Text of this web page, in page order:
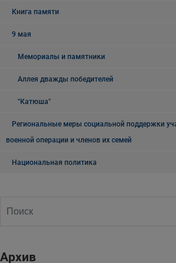
Книга памяти
9 мая
Мемориалы и памятники
Аллея дважды победителей
"Катюша"
Региональные меры социальной поддержки
военной операции и членов их семей
Национальная политика
Архив